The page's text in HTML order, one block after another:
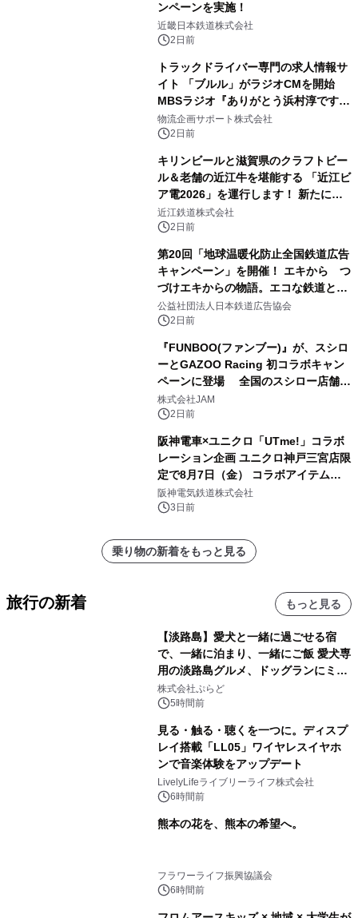
ンペーンを実施！
近畿日本鉄道株式会社
2日前
トラックドライバー専門の求人情報サ
イト 「ブルル」がラジオCMを開始
MBSラジオ『ありがとう浜村淳です』
にて8月1日(土)より
物流企画サポート株式会社
2日前
キリンビールと滋賀県のクラフトビー
ル＆老舗の近江牛を堪能する 「近江ビ
ア電2026」を運行します！ 新たに
「長濱浪漫ビール」が参加！キリン一
番搾り飲み放題が復活！
近江鉄道株式会社
2日前
第20回「地球温暖化防止全国鉄道広告
キャンペーン」を開催！ エキから つ
づけエキからの物語。エコな鉄道とと
もに。
公益社団法人日本鉄道広告協会
2日前
『FUNBOO(ファンブー)』が、スシロ
ーとGAZOO Racing 初コラボキャン
ペーンに登場 全国のスシロー店舗で
GR 4車種の FUNBOO(ミニカー)付き
メニューが展開されます
株式会社JAM
2日前
阪神電車×ユニクロ「UTme!」コラボ
レーション企画 ユニクロ神戸三宮店限
定で8月7日（金） コラボアイテムが
発売決定！
阪神電気鉄道株式会社
3日前
乗り物の新着をもっと見る
旅行の新着 もっと見る
【淡路島】愛犬と一緒に過ごせる宿
で、一緒に泊まり、一緒にご飯 愛犬専
用の淡路島グルメ、ドッグランにミニ
プール グランピングとトレーラーハウ
スの2施設で
株式会社ぷらど
5時間前
見る・触る・聴くを一つに。ディスプ
レイ搭載「LL05」ワイヤレスイヤホ
ンで音楽体験をアップデート
LivelyLifeライブリーライフ株式会社
6時間前
熊本の花を、熊本の希望へ。
フラワーライフ振興協議会
6時間前